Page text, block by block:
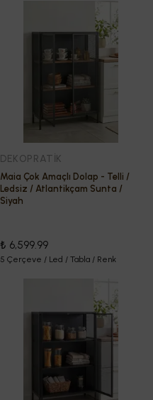
DEKOPRATİK
Maia Çok Amaçlı Dolap - Telli /
Ledsiz / Atlantikçam Sunta /
Siyah
₺ 6,599.99
5 Çerçeve / Led / Tabla / Renk